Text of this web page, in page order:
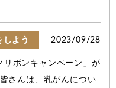
よう 2023/09/28
ボンキャンペーン」が
さんは、乳がんについ